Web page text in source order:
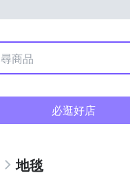
必逛好店
地毯